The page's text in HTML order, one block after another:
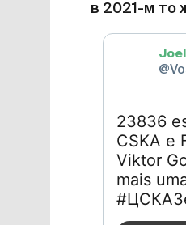
в 2021-м то
23836
CSKA e
Viktor
mais